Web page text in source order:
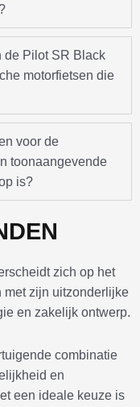
de Pilot SR Black
motorfietsen die
voor de
toonaangevende
is?
zich op het
met zijn uitzonderlijke
en zakelijk ontwerp.
combinatie
en
een ideale keuze is